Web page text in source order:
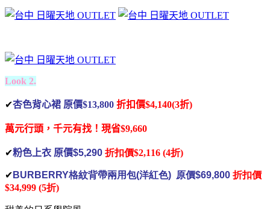
Look 2.
✔杏色背心裙 原價$13,800 折扣價$4,140(3折)
萬元行頭，千元有找！ 現省$9,660
✔粉色上衣 原價$5,290 折扣價$2,116 (4折)
✔ BURBERRY格紋背帶兩用包(洋紅色) 原價$69,800 折扣價
$34,999 (5折)